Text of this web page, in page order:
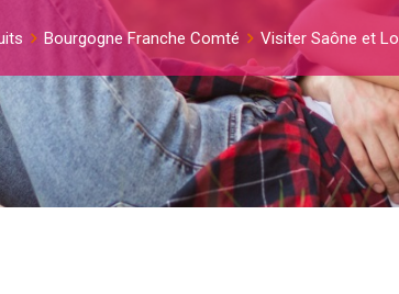
Bourgogne Franche Comté Visiter Saône et